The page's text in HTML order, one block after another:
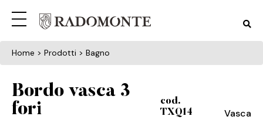
Home > Prodotti > Bagno
Bordo vasca 3
fori
cod.
TXQ14
Vasca